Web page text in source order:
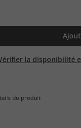
la disponibilité
du produit